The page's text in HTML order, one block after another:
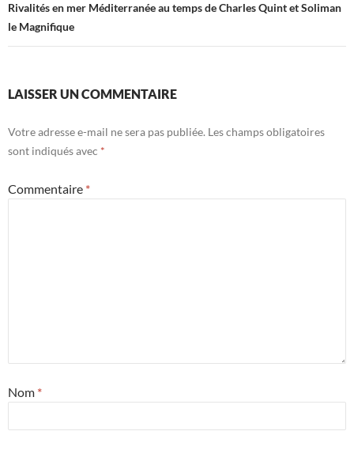
Rivalités en mer Méditerranée au temps de Charles Quint et Soliman
le Magnifique
LAISSER UN COMMENTAIRE
Votre adresse e-mail ne sera pas publiée. Les champs obligatoires
sont indiqués avec *
Commentaire *
Nom *